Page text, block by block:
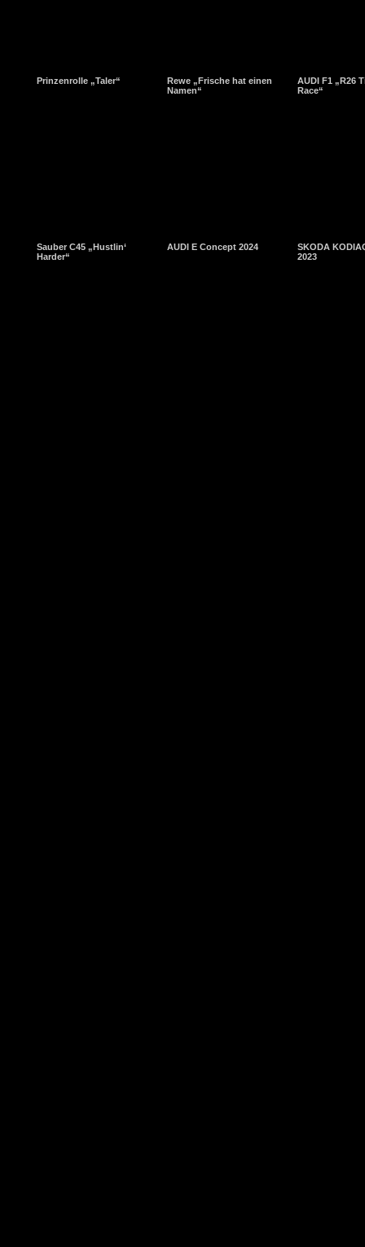
Prinzenrolle „Taler“
Rewe „Frische hat einen
Namen“
AUDI F1 „R26
Race“
Sauber C45 „Hustlin‘
Harder“
AUDI E Concept 2024
SKODA
2023